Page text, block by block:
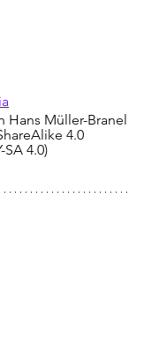
Hans Müller-Branel
4.0
SA 4.0)